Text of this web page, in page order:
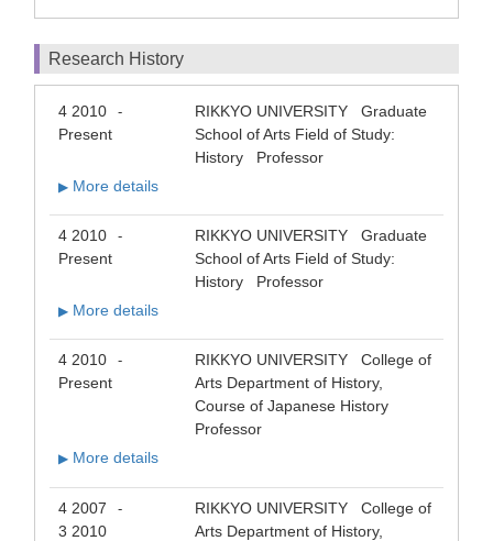
Research History
4 2010 -
Present
RIKKYO UNIVERSITY Graduate
School of Arts Field of Study:
History Professor
▶ More details
4 2010 -
Present
RIKKYO UNIVERSITY Graduate
School of Arts Field of Study:
History Professor
▶ More details
4 2010 -
Present
RIKKYO UNIVERSITY College of
Arts Department of History,
Course of Japanese History
Professor
▶ More details
4 2007 -
3 2010
RIKKYO UNIVERSITY College of
Arts Department of History,